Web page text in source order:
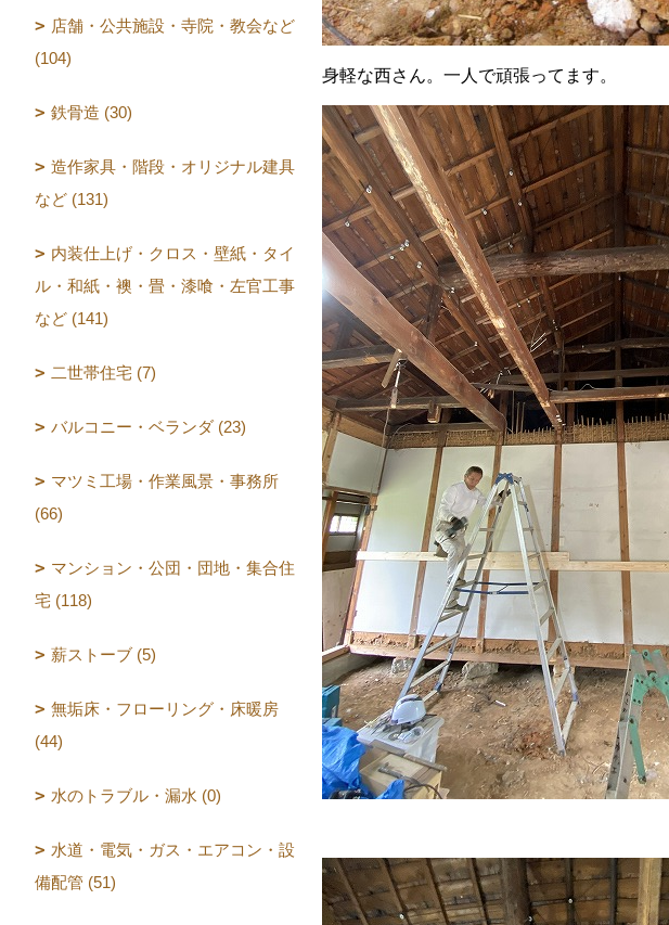
身軽な西さん。一人で頑張ってます。
店舗・公共施設・寺院・教会など
(104)
鉄骨造 (30)
造作家具・階段・オリジナル建具
など (131)
内装仕上げ・クロス・壁紙・タイ
ル・和紙・襖・畳・漆喰・左官工事
など (141)
二世帯住宅 (7)
バルコニー・ベランダ (23)
マツミ工場・作業風景・事務所
(66)
マンション・公団・団地・集合住
宅 (118)
薪ストーブ (5)
無垢床・フローリング・床暖房
(44)
水のトラブル・漏水 (0)
水道・電気・ガス・エアコン・設
備配管 (51)